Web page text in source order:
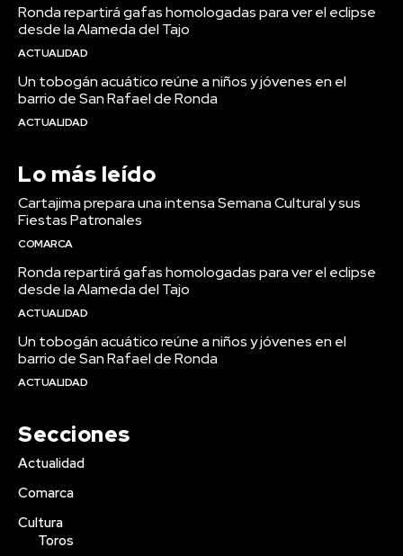
Ronda repartirá gafas homologadas para ver el eclipse
desde la Alameda del Tajo
ACTUALIDAD
Un tobogán acuático reúne a niños y jóvenes en el
barrio de San Rafael de Ronda
ACTUALIDAD
Lo más leído
Cartajima prepara una intensa Semana Cultural y sus
Fiestas Patronales
COMARCA
Ronda repartirá gafas homologadas para ver el eclipse
desde la Alameda del Tajo
ACTUALIDAD
Un tobogán acuático reúne a niños y jóvenes en el
barrio de San Rafael de Ronda
ACTUALIDAD
Secciones
Actualidad
Comarca
Cultura
Toros